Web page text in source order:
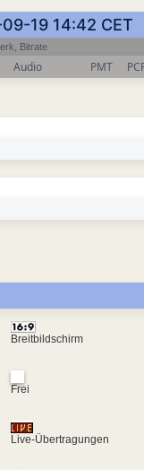
19 14:42 CET
Bitrate
Audio PMT
Breitbildschirm
Frei
Live-Übertragungen